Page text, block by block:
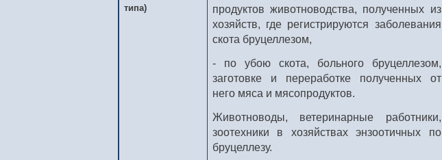
типа)
продуктов животноводства, полученных из
хозяйств, где регистрируются заболевания
скота бруцеллезом,
- по убою скота, больного бруцеллезом,
заготовке и переработке полученных от
него мяса и мясопродуктов.
Животноводы, ветеринарные работники,
зоотехники в хозяйствах энзоотичных по
бруцеллезу.